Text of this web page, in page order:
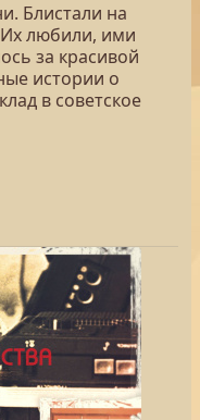
Блистали на
Их любили, ими
за красивой
истории о
в советское